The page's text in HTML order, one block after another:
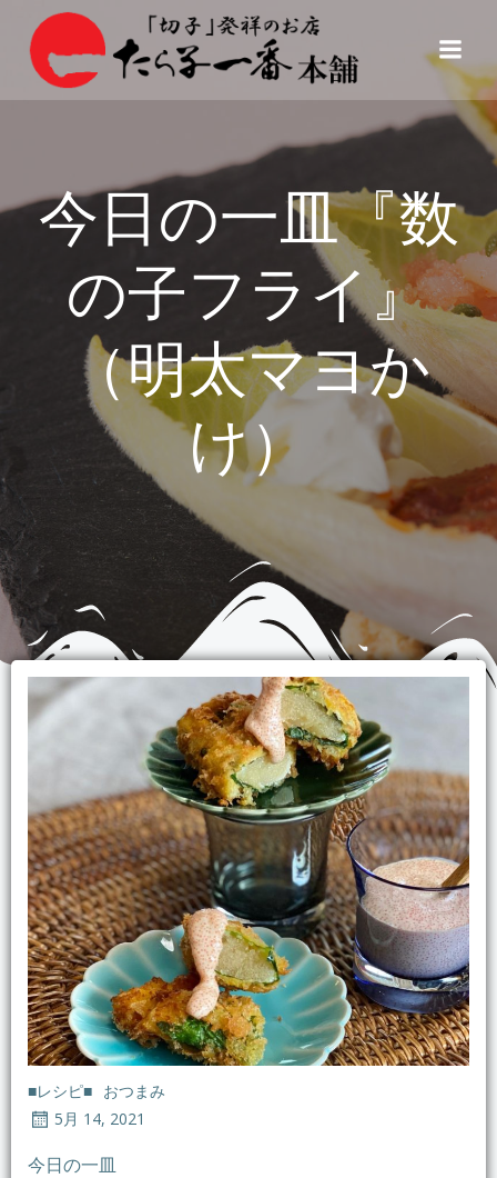
コ
ン
テ
ス
ッ
今日の一皿『数
の子フライ』
（明太マヨか
け）
■レシピ■ おつまみ
5月 14, 2021
今日の一皿